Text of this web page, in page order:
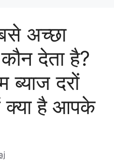
अच्छा
देता है?
दरों
है आपके